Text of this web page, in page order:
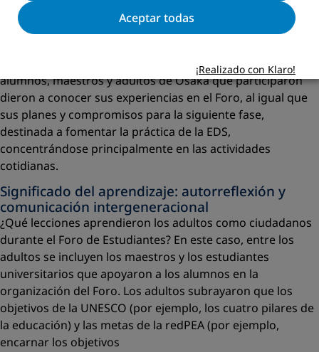
los participantes.
taller para revisar los resultados del Foro.
Todos los
alumnos, maestros y adultos de Osaka que participaron
dieron a conocer sus experiencias en el Foro, al igual que
sus planes y compromisos para la siguiente fase,
destinada a fomentar la práctica de la EDS,
concentrándose principalmente en las actividades
cotidianas.
Signiﬁcado del aprendizaje: autorreﬂexión y
comunicación intergeneracional
¿Qué lecciones aprendieron los adultos como ciudadanos
durante el Foro de Estudiantes? En este caso, entre los
adultos se incluyen los maestros y los estudiantes
universitarios que apoyaron a los alumnos en la
organización del Foro. Los adultos subrayaron que los
objetivos de la UNESCO (por ejemplo, los cuatro pilares de
la educación) y las metas de la redPEA (por ejemplo,
encarnar los objetivos
Aceptar todas
¡Realizado con Klaro!